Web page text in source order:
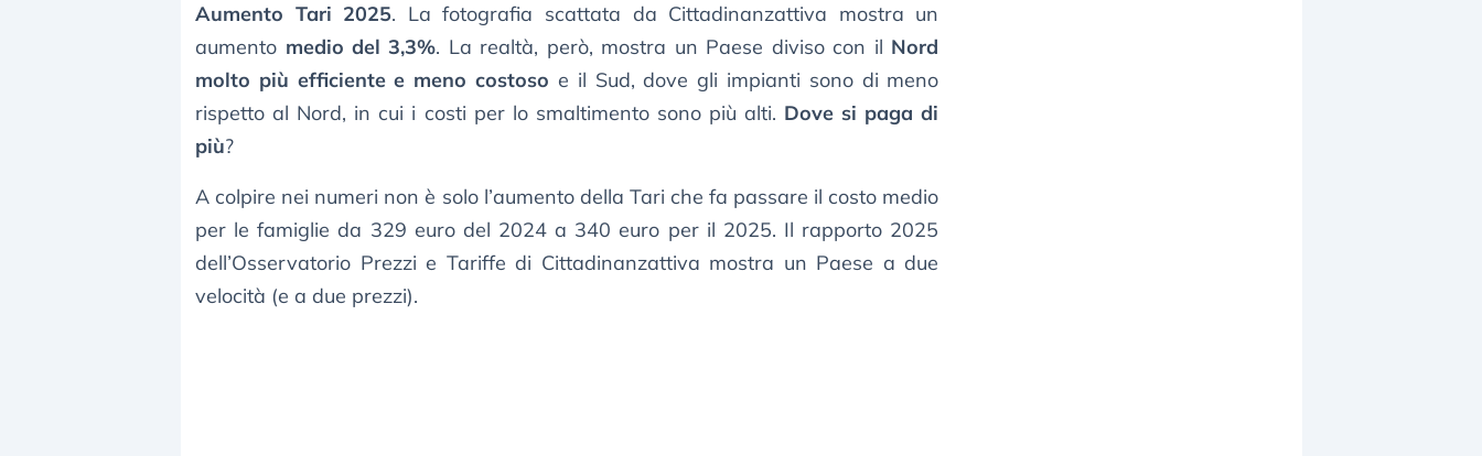
Aumento Tari 2025. La fotografia scattata da Cittadinanzattiva mostra un
aumento medio del 3,3%. La realtà, però, mostra un Paese diviso con il Nord
molto più efficiente e meno costoso e il Sud, dove gli impianti sono di meno
rispetto al Nord, in cui i costi per lo smaltimento sono più alti. Dove si paga di
più?
A colpire nei numeri non è solo l’aumento della Tari che fa passare il costo medio
per le famiglie da 329 euro del 2024 a 340 euro per il 2025. Il rapporto 2025
dell’Osservatorio Prezzi e Tariffe di Cittadinanzattiva mostra un Paese a due
velocità (e a due prezzi).